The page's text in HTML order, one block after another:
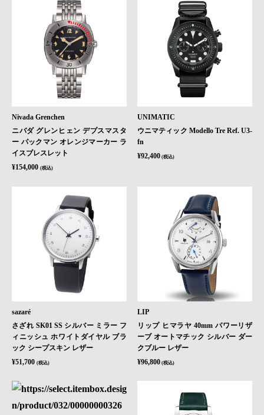
Nivada Grenchen
ニバダ グレンヒェン デプスマスタ
ー パックマン オレンジマーカー ラ
イスブレスレット
¥154,000 (税込)
UNIMATIC
ウニマティック Modello Tre Ref. U3-
fn
¥92,400 (税込)
sazaré
さざれ SK01 SS シルバー ミラー フ
ィニッシュ ホワイトダイヤル ブラ
ック シープスキン レザー
¥51,700 (税込)
LIP
リップ ヒマラヤ 40mm パワーリザ
ーブ オートマチック シルバー ダー
クブルー レザー
¥96,800 (税込)